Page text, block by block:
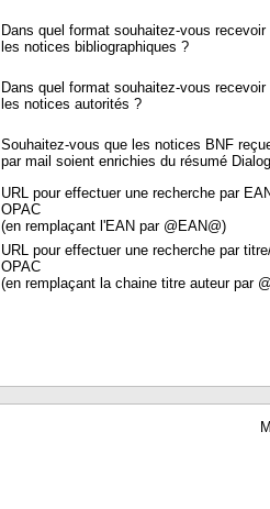
Dans quel format souhaitez-vous recevoir
les notices bibliographiques ?
Dans quel format souhaitez-vous recevoir
les notices autorités ?
Souhaitez-vous que les notices BNF
par mail soient enrichies du résumé
URL pour effectuer une recherche par
OPAC
(en remplaçant l'EAN par @EAN@)
URL pour effectuer une recherche par
OPAC
(en remplaçant la chaine titre auteur par